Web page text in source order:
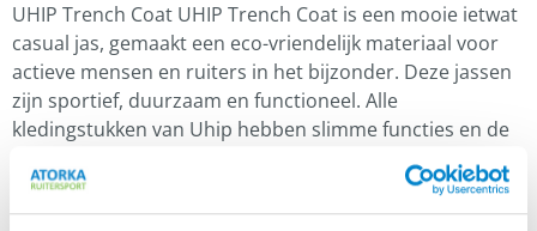
UHIP Trench Coat UHIP Trench Coat is een mooie ietwat
casual jas, gemaakt een eco-vriendelijk materiaal voor
actieve mensen en ruiters in het bijzonder. Deze jassen
zijn sportief, duurzaam en functioneel. Alle
kledingstukken van Uhip hebben slimme functies en de
juiste materialen voor buitenactiviteiten. Zij kiezen
bewust voor materialen en fabricageprocessen die zo
min mogelijk […]